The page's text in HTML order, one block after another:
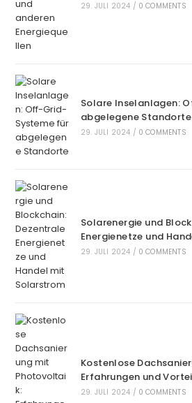
29. JULI 2024 / 0 COMMENTS
Solare Inselanlagen:
abgelegene Standorte
29. JULI 2024 / 0 COMMENTS
Solarenergie und
Energienetze und
29. JULI 2024 / 0 COMMENTS
Kostenlose
Erfahrungen und
29. JULI 2024 / 0 COMMENTS